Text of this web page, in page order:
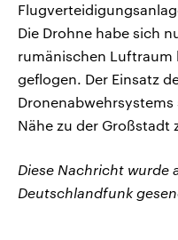
Die Drohne habe sich
rumänischen Luftraum
geflogen. Der Einsatz
Nähe zu der Großstadt
Diese Nachricht wurde
Deutschlandfunk